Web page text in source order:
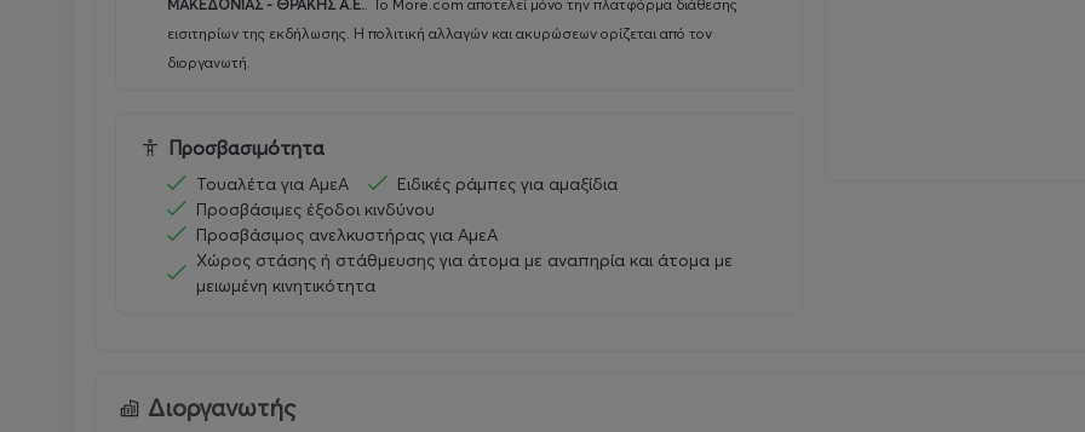
ΜΑΚΕΔΟΝΙΑΣ - ΘΡΑΚΗΣ Α.Ε.. Το More.com αποτελεί μόνο την πλατφόρμα διάθεσης
εισιτηρίων της εκδήλωσης. Η πολιτική αλλαγών και ακυρώσεων ορίζεται από τον
διοργανωτή.
Προσβασιμότητα
Τουαλέτα για ΑμεΑ
Ειδικές ράμπες για αμαξίδια
Προσβάσιμες έξοδοι κινδύνου
Προσβάσιμος ανελκυστήρας για ΑμεΑ
Χώρος στάσης ή στάθμευσης για άτομα με αναπηρία και άτομα με
μειωμένη κινητικότητα
Διοργανωτής